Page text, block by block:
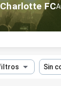
FC
Sin